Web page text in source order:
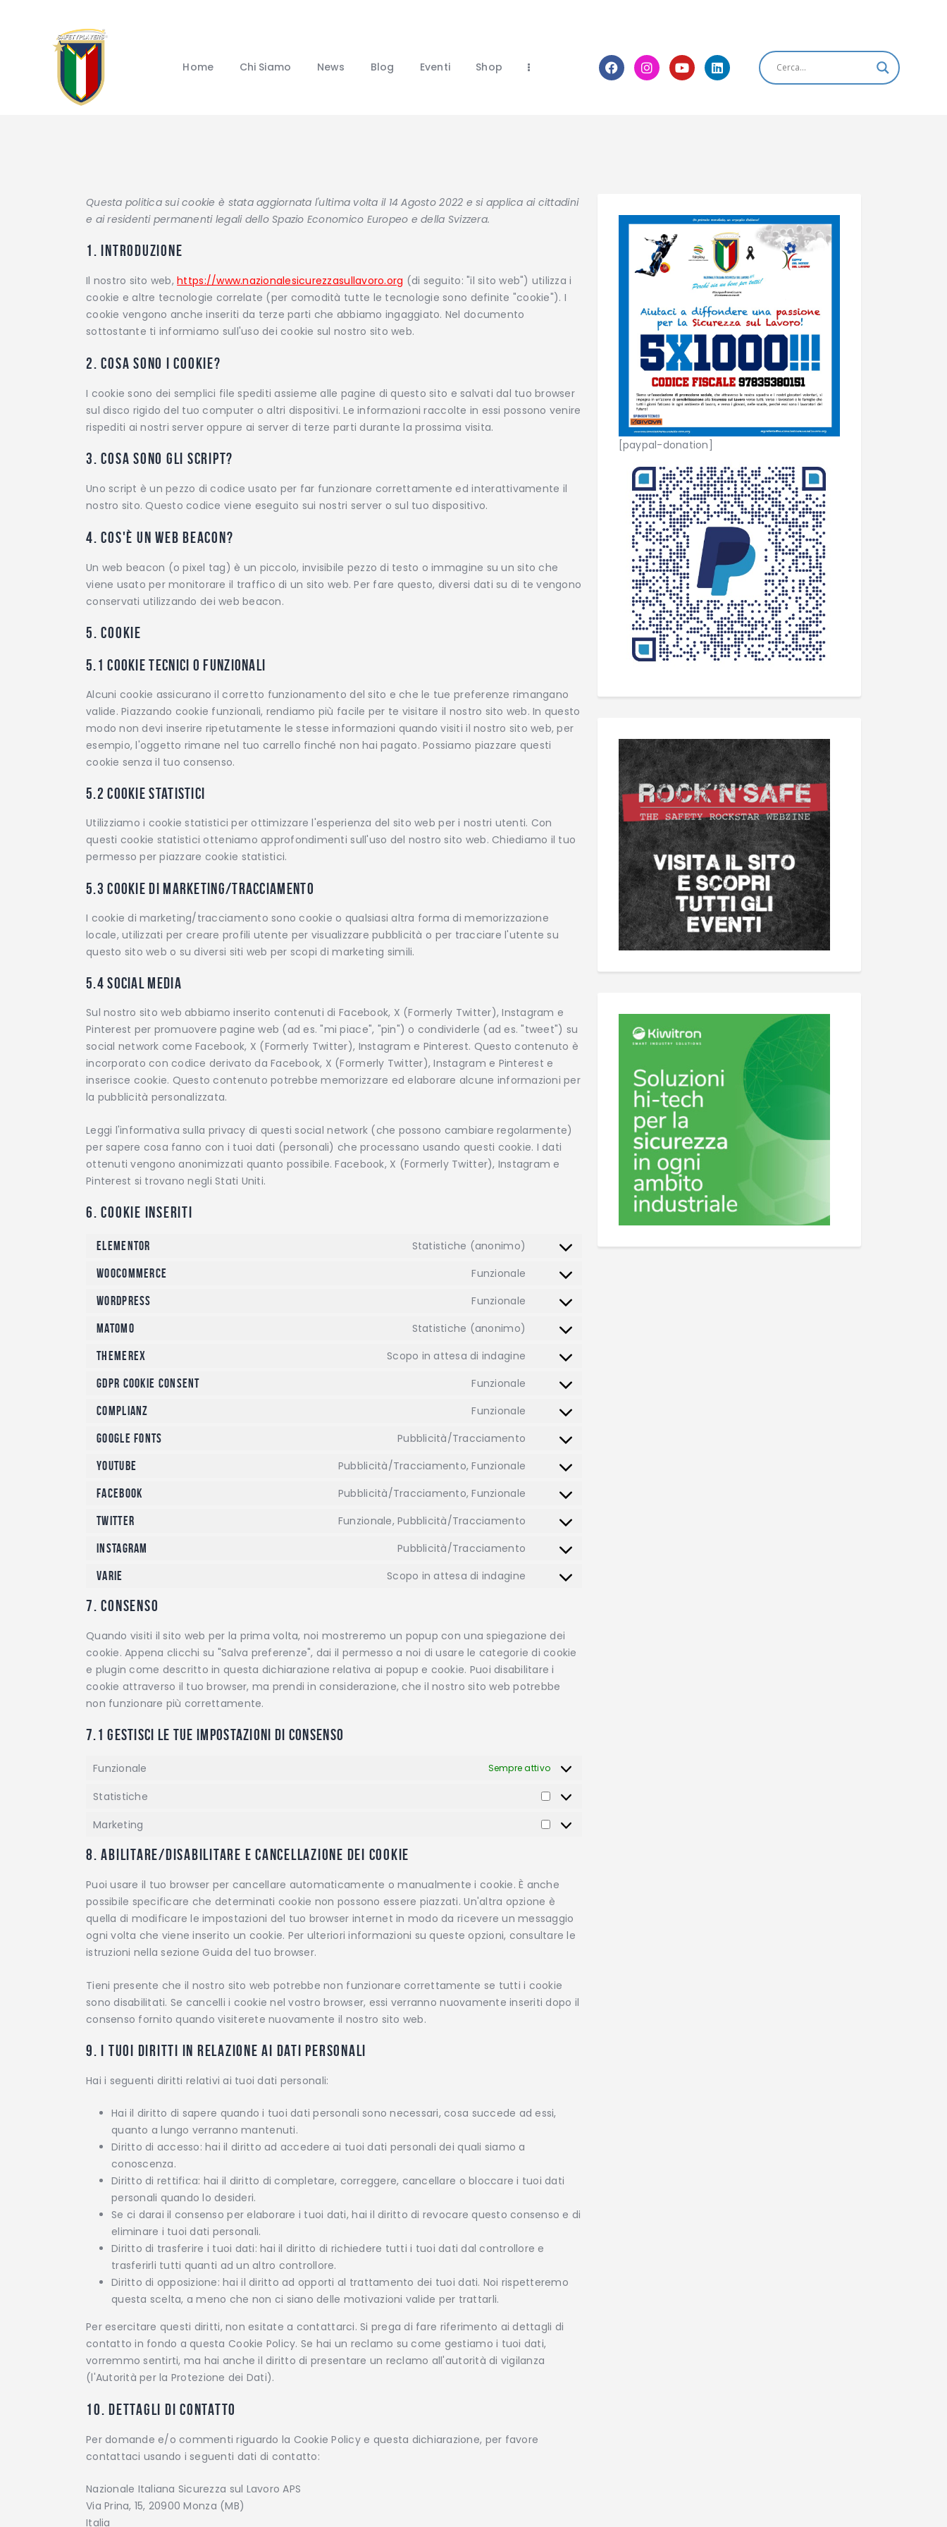
Home Chi Siamo News Blog Eventi Shop
News
Questa politica sui cookie è stata aggiornata l'ultima volta il 14 Agosto 2022 e si applica ai cittadini
e ai residenti permanenti legali dello Spazio Economico Europeo e della Svizzera.
1. Introduzione
Il nostro sito web,https://www.nazionalesicurezzasullavoro.org (di seguito: "il sito web") utilizza i
cookie e altre tecnologie correlate (per comodità tutte le tecnologie sono definite "cookie"). I
cookie vengono anche inseriti da terze parti che abbiamo ingaggiato. Nel documento
sottostante ti informiamo sull'uso dei cookie sul nostro sito web.
2. Cosa sono i cookie?
I cookie sono dei semplici file spediti assieme alle pagine di questo sito e salvati dal tuo browser
sul disco rigido del tuo computer o altri dispositivi. Le informazioni raccolte in essi possono venire
rispediti ai nostri server oppure ai server di terze parti durante la prossima visita.
3. Cosa sono gli script?
Uno script è un pezzo di codice usato per far funzionare correttamente ed interattivamente il
nostro sito. Questo codice viene eseguito sui nostri server o sul tuo dispositivo.
4. Cos'è un web beacon?
Un web beacon (o pixel tag) è un piccolo, invisibile pezzo di testo o immagine su un sito che
viene usato per monitorare il traffico di un sito web. Per fare questo, diversi dati su di te vengono
conservati utilizzando dei web beacon.
5. Cookie
5.1 Cookie tecnici o funzionali
Alcuni cookie assicurano il corretto funzionamento del sito e che le tue preferenze rimangano
valide. Piazzando cookie funzionali, rendiamo più facile per te visitare il nostro sito web. In questo
modo non devi inserire ripetutamente le stesse informazioni quando visiti il nostro sito web, per
esempio, l'oggetto rimane nel tuo carrello finché non hai pagato. Possiamo piazzare questi
cookie senza il tuo consenso.
5.2 Cookie statistici
Utilizziamo i cookie statistici per ottimizzare l'esperienza del sito web per i nostri utenti. Con
questi cookie statistici otteniamo approfondimenti sull'uso del nostro sito web. Chiediamo il tuo
permesso per piazzare cookie statistici.
5.3 Cookie di marketing/tracciamento
I cookie di marketing/tracciamento sono cookie o qualsiasi altra forma di memorizzazione
locale, utilizzati per creare profili utente per visualizzare pubblicità o per tracciare l'utente su
questo sito web o su diversi siti web per scopi di marketing simili.
5.4 Social media
Sul nostro sito web abbiamo inserito contenuti di Facebook, X (Formerly Twitter), Instagram e
Pinterest per promuovere pagine web (ad es. "mi piace", "pin") o condividerle (ad es. "tweet") su
social network come Facebook, X (Formerly Twitter), Instagram e Pinterest. Questo contenuto è
incorporato con codice derivato da Facebook, X (Formerly Twitter), Instagram e Pinterest e
inserisce cookie. Questo contenuto potrebbe memorizzare ed elaborare alcune informazioni per
la pubblicità personalizzata.
Leggi l'informativa sulla privacy di questi social network (che possono cambiare regolarmente)
per sapere cosa fanno con i tuoi dati (personali) che processano usando questi cookie. I dati
ottenuti vengono anonimizzati quanto possibile. Facebook, X (Formerly Twitter), Instagram e
Pinterest si trovano negli Stati Uniti.
6. Cookie inseriti
Elementor
Statistiche (anonimo)
WooCommerce
Funzionale
WordPress
Funzionale
Matomo
Statistiche (anonimo)
ThemeREX
Scopo in attesa di indagine
GDPR Cookie Consent
Funzionale
Complianz
Funzionale
Google Fonts
Pubblicità/Tracciamento
YouTube
Pubblicità/Tracciamento, Funzionale
Facebook
Pubblicità/Tracciamento, Funzionale
Twitter
Funzionale, Pubblicità/Tracciamento
Instagram
Pubblicità/Tracciamento
Varie
Scopo in attesa di indagine
7. Consenso
Quando visiti il sito web per la prima volta, noi mostreremo un popup con una spiegazione dei
cookie. Appena clicchi su "Salva preferenze", dai il permesso a noi di usare le categorie di cookie
e plugin come descritto in questa dichiarazione relativa ai popup e cookie. Puoi disabilitare i
cookie attraverso il tuo browser, ma prendi in considerazione, che il nostro sito web potrebbe
non funzionare più correttamente.
7.1 Gestisci le tue impostazioni di consenso
Funzionale Sempre attivo
Statistiche
Marketing
8. Abilitare/disabilitare e cancellazione dei cookie
Puoi usare il tuo browser per cancellare automaticamente o manualmente i cookie. È anche
possibile specificare che determinati cookie non possono essere piazzati. Un'altra opzione è
quella di modificare le impostazioni del tuo browser internet in modo da ricevere un messaggio
ogni volta che viene inserito un cookie. Per ulteriori informazioni su queste opzioni, consultare le
istruzioni nella sezione Guida del tuo browser.
Tieni presente che il nostro sito web potrebbe non funzionare correttamente se tutti i cookie
sono disabilitati. Se cancelli i cookie nel vostro browser, essi verranno nuovamente inseriti dopo il
consenso fornito quando visiterete nuovamente il nostro sito web.
9. I tuoi diritti in relazione ai dati personali
Hai i seguenti diritti relativi ai tuoi dati personali:
Hai il diritto di sapere quando i tuoi dati personali sono necessari, cosa succede ad essi,
quanto a lungo verranno mantenuti.
Diritto di accesso: hai il diritto ad accedere ai tuoi dati personali dei quali siamo a
conoscenza.
Diritto di rettifica: hai il diritto di completare, correggere, cancellare o bloccare i tuoi dati
personali quando lo desideri.
Se ci darai il consenso per elaborare i tuoi dati, hai il diritto di revocare questo consenso e di
eliminare i tuoi dati personali.
Diritto di trasferire i tuoi dati: hai il diritto di richiedere tutti i tuoi dati dal controllore e
trasferirli tutti quanti ad un altro controllore.
Diritto di opposizione: hai il diritto ad opporti al trattamento dei tuoi dati. Noi rispetteremo
questa scelta, a meno che non ci siano delle motivazioni valide per trattarli.
Per esercitare questi diritti, non esitate a contattarci. Si prega di fare riferimento ai dettagli di
contatto in fondo a questa Cookie Policy. Se hai un reclamo su come gestiamo i tuoi dati,
vorremmo sentirti, ma hai anche il diritto di presentare un reclamo all'autorità di vigilanza
(l'Autorità per la Protezione dei Dati).
10. Dettagli di contatto
Per domande e/o commenti riguardo la Cookie Policy e questa dichiarazione, per favore
contattaci usando i seguenti dati di contatto:
Nazionale Italiana Sicurezza sul Lavoro APS
Via Prina, 15, 20900 Monza (MB)
Italia
[paypal-donation]